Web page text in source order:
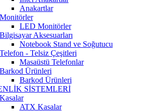
Anakartlar
Monitörler
LED Monitörler
Bilgisayar Aksesuarları
Notebook Stand ve Soğutucu
Telefon - Telsiz Çeşitleri
Masaüstü Telefonlar
Barkod Ürünleri
Barkod Ürünleri
SİSTEMLERİ
Kasalar
ATX Kasalar